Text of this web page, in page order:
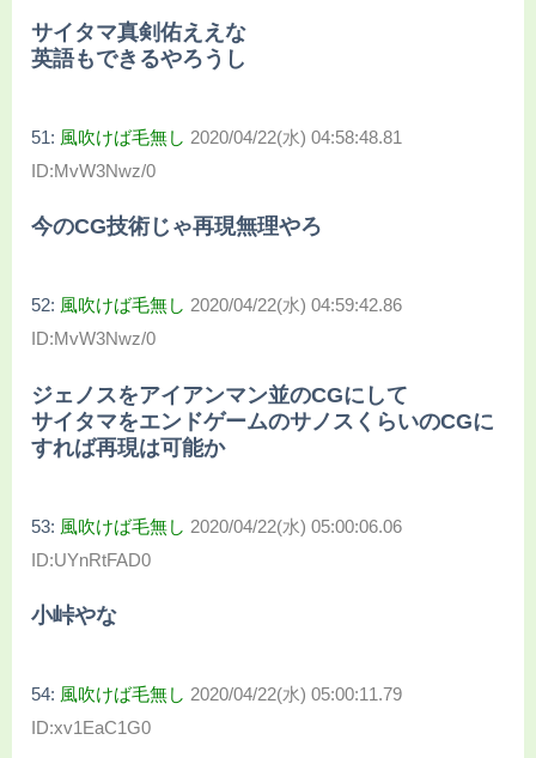
サイタマ真剣佑ええな
英語もできるやろうし
51: 風吹けば毛無し 2020/04/22(水) 04:58:48.81
ID:MvW3Nwz/0
今のCG技術じゃ再現無理やろ
52: 風吹けば毛無し 2020/04/22(水) 04:59:42.86
ID:MvW3Nwz/0
ジェノスをアイアンマン並のCGにして
サイタマをエンドゲームのサノスくらいのCGに
すれば再現は可能か
53: 風吹けば毛無し 2020/04/22(水) 05:00:06.06
ID:UYnRtFAD0
小峠やな
54: 風吹けば毛無し 2020/04/22(水) 05:00:11.79
ID:xv1EaC1G0